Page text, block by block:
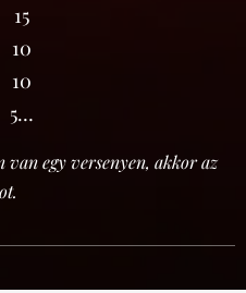
15
10
10
5…
van egy versenyen, akkor az